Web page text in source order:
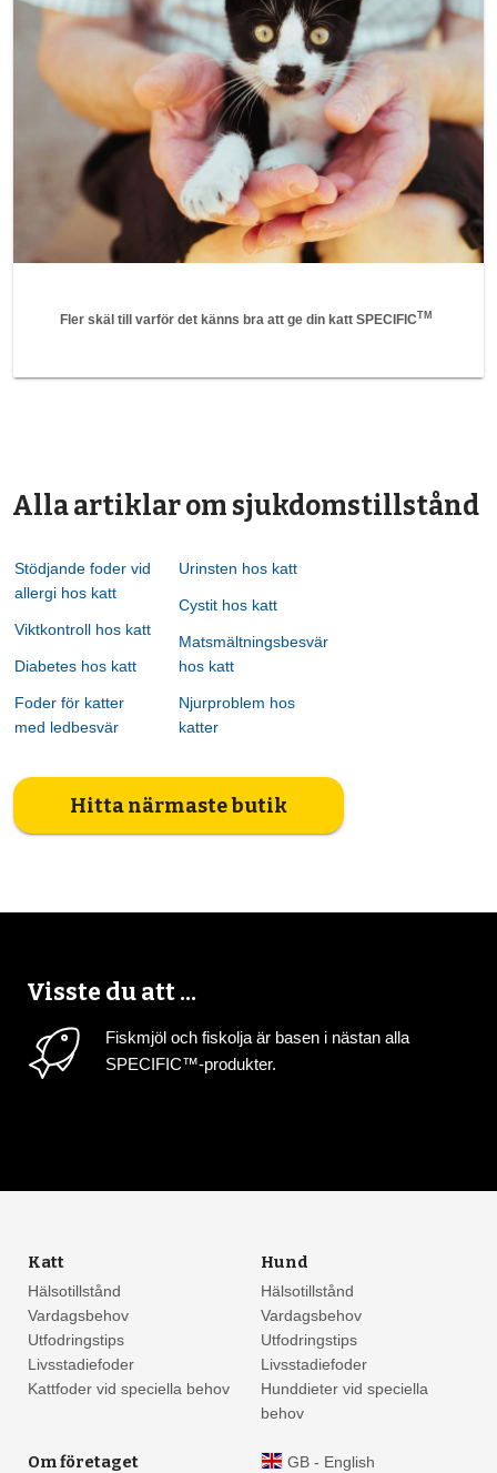
3
6
Fler skäl till varför det känns bra att ge din katt SPECIFICTM
Alla artiklar om sjukdomstillstånd
Stödjande foder vid
allergi hos katt
Viktkontroll hos katt
Diabetes hos katt
Foder för katter
med ledbesvär
Urinsten hos katt
Cystit hos katt
Matsmältningsbesvär
hos katt
Njurproblem hos
katter
Hitta närmaste butik
Visste du att ...
Fiskmjöl och fiskolja är basen i nästan alla
SPECIFIC™-produkter.
Katt
Hälsotillstånd
Vardagsbehov
Utfodringstips
Livsstadiefoder
Kattfoder vid speciella behov
Hund
Hälsotillstånd
Vardagsbehov
Utfodringstips
Livsstadiefoder
Hunddieter vid speciella
behov
Om företaget
GB - English